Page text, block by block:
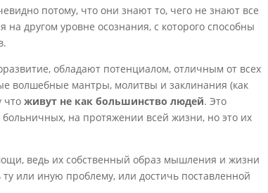
потому, что они знают то, чего не знают все
другом уровне осознания, с которого способны
обладают потенциалом, отличным от всех
волшебные мантры, молитвы и заклинания (как
чтоживут не как большинство людей. Это
на протяжении всей жизни, но это их
ведь их собственный образ мышления и жизни
или иную проблему, или достичь поставленной